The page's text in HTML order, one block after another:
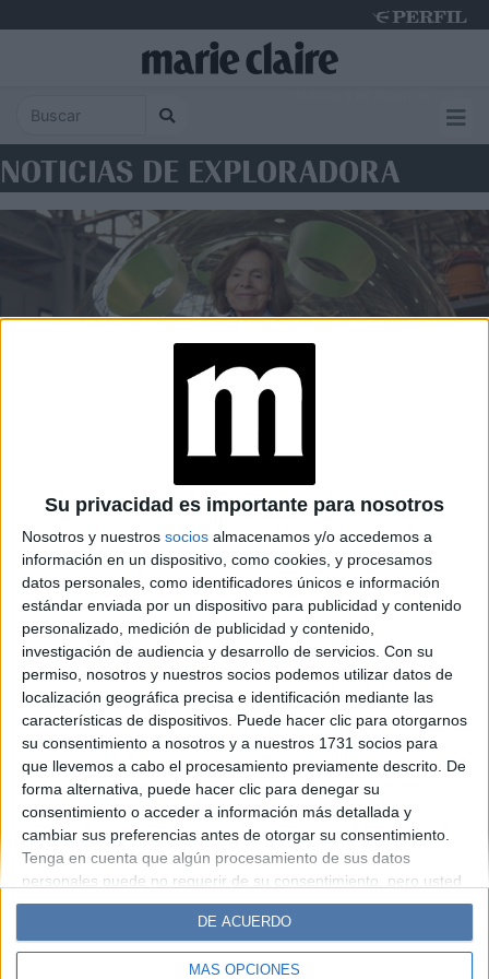
Su privacidad es importante para nosotros
Nosotros y nuestros socios almacenamos y/o accedemos a
información en un dispositivo, como cookies, y procesamos
datos personales, como identificadores únicos e información
estándar enviada por un dispositivo para publicidad y contenido
personalizado, medición de publicidad y contenido,
investigación de audiencia y desarrollo de servicios. Con su
permiso, nosotros y nuestros socios podemos utilizar datos de
localización geográfica precisa e identificación mediante las
características de dispositivos. Puede hacer clic para otorgarnos
su consentimiento a nosotros y a nuestros 1731 socios para
que llevemos a cabo el procesamiento previamente descrito. De
forma alternativa, puede hacer clic para denegar su
consentimiento o acceder a información más detallada y
cambiar sus preferencias antes de otorgar su consentimiento.
Tenga en cuenta que algún procesamiento de sus datos
personales puede no requerir de su consentimiento, pero usted
tiene el derecho de rechazar tal procesamiento. Sus
preferencias se aplicarán solo a este sitio web. Puede cambiar
sus preferencias o retirar su consentimiento en cualquier
momento volviendo a este sitio y haciendo clic en el botón
MÁS OPCIONES
DE ACUERDO
NOTICIAS DE EXPLORADORA
ENTREVISTA
Sylvia Earle, la mujer que
cambió para siempre la forma
de mirar el océano
Espacio Publicitario
Diario Perfil Caras Noticias
Fortuna
Hombre
Weekend Parabrisas
Supercampo
Lunateen